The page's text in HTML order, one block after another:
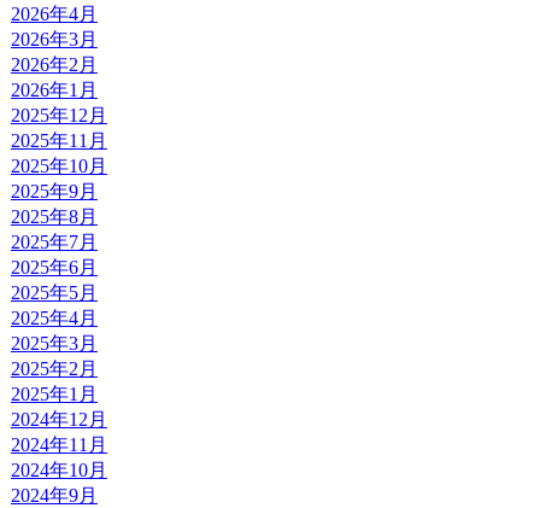
2026年4月
2026年3月
2026年2月
2026年1月
2025年12月
2025年11月
2025年10月
2025年9月
2025年8月
2025年7月
2025年6月
2025年5月
2025年4月
2025年3月
2025年2月
2025年1月
2024年12月
2024年11月
2024年10月
2024年9月